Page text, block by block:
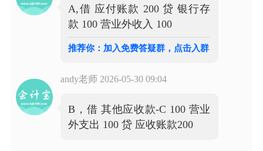
A,借 应付账款 200 贷 银行存
款 100 营业外收入 100
推荐你：加入免费答疑群，点击入群
andy老师 2026-05-30 09:04
B，借 其他应收款-C 100 营业
外支出 100 贷 应收账款200